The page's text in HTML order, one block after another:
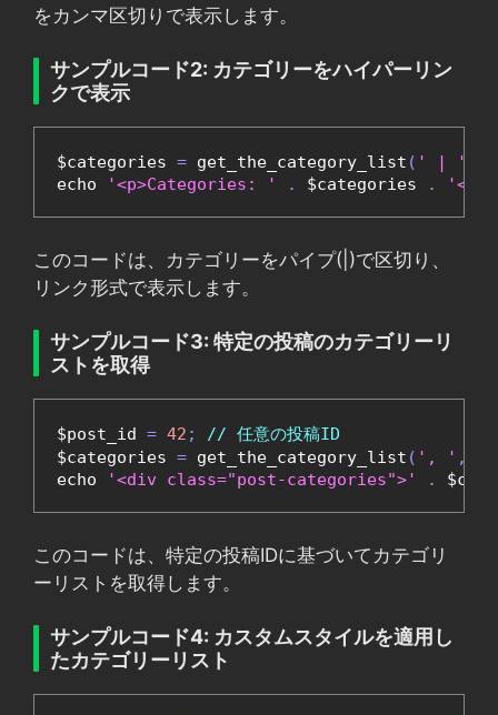
をカンマ区切りで表示します。
サンプルコード2: カテゴリーをハイパーリン
クで表示
$categories = get_the_category_list ( ' | '
echo
'<p>Categories: ' . $categories . '</
このコードは、カテゴリーをパイプ(|)で区切り、
リンク形式で表示します。
サンプルコード3: 特定の投稿のカテゴリーリ
ストを取得
$post_id = 42 ;
// 任意の投稿ID
$categories = get_the_category_list ( ', ' ,
echo
'<div class="post-categories">' .
このコードは、特定の投稿IDに基づいてカテゴリ
ーリストを取得します。
サンプルコード4: カスタムスタイルを適用し
たカテゴリーリスト